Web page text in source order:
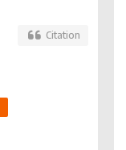
Citation